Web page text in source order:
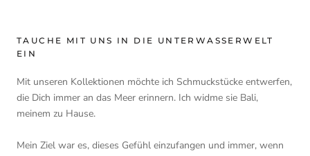
TAUCHE MIT UNS IN DIE UNTERWASSERWELT
EIN
Mit unseren Kollektionen möchte ich Schmuckstücke entwerfen,
die Dich immer an das Meer erinnern. Ich widme sie Bali,
meinem zu Hause.
Mein Ziel war es, dieses Gefühl einzufangen und immer, wenn